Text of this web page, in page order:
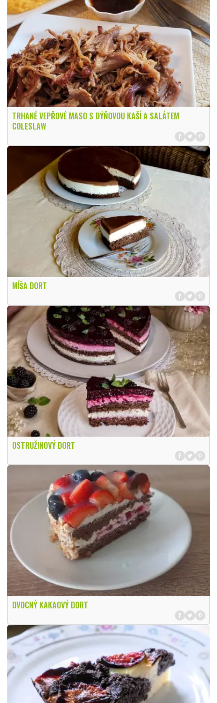
TRHANÉ VEPŘOVÉ MASO S DÝŇOVOU KAŠÍ A SALÁTEM
COLESLAW
MÍŠA DORT
OSTRUŽINOVÝ DORT
OVOCNÝ KAKAOVÝ DORT